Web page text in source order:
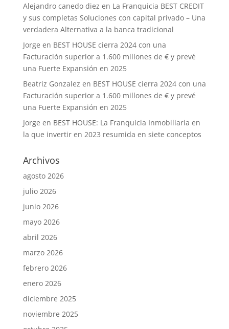
Alejandro canedo diez en La Franquicia BEST CREDIT
y sus completas Soluciones con capital privado – Una
verdadera Alternativa a la banca tradicional
Jorge en BEST HOUSE cierra 2024 con una
Facturación superior a 1.600 millones de € y prevé
una Fuerte Expansión en 2025
Beatriz Gonzalez en BEST HOUSE cierra 2024 con una
Facturación superior a 1.600 millones de € y prevé
una Fuerte Expansión en 2025
Jorge en BEST HOUSE: La Franquicia Inmobiliaria en
la que invertir en 2023 resumida en siete conceptos
Archivos
agosto 2026
julio 2026
junio 2026
mayo 2026
abril 2026
marzo 2026
febrero 2026
enero 2026
diciembre 2025
noviembre 2025